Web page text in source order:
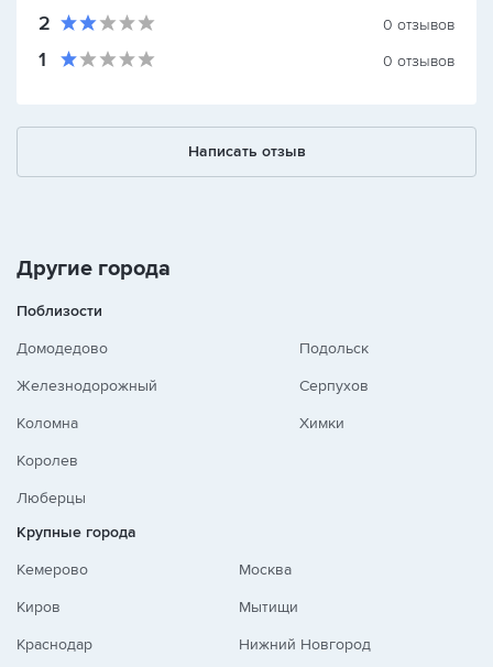
2 0 отзывов
1 0 отзывов
Написать отзыв
Другие города
Поблизости
Домодедово
Железнодорожный
Коломна
Королев
Люберцы
Подольск
Серпухов
Химки
Крупные города
Кемерово
Киров
Краснодар
Москва
Мытищи
Нижний Новгород